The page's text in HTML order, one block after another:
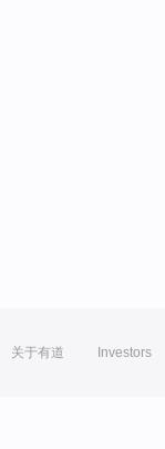
关于有道 Investors